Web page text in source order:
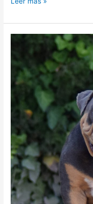
Bulldog
Blue
Tricolor